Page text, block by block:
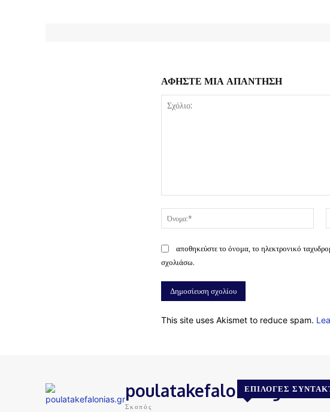
ΑΦΗΣΤΕ ΜΙΑ ΑΠΑΝΤΗΣΗ
αποθηκεύστε το όνομα, το ηλεκτρονικό
σχολιάσω.
This site uses Akismet to reduce spam.
poulatakefalonias.gr
Σκοπός
ΕΠΙΛΟΓΈΣ